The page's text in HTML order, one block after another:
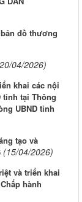
đồ thương
04/2026)
khai các nội
tỉnh tại Thông
UBND tỉnh
tạo và
(15/04/2026)
và triển khai
hành